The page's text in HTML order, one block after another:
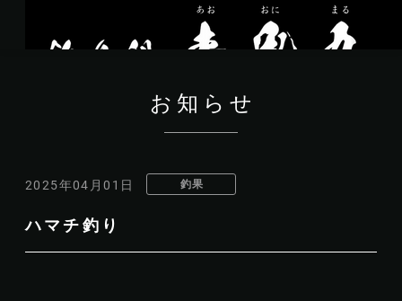
お知らせ
2025年04月01日 釣果
ハマチ釣り